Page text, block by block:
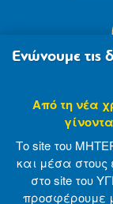
© 2007-2021
Ενώνουμε τις
Από τη νέα
Το site του
και μέσα
στο site του
προσφέρουμε